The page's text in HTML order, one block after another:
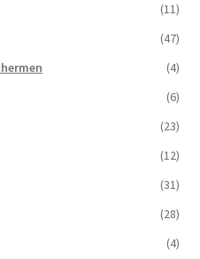
(11)
(47)
(4)
(6)
(23)
(12)
(31)
(28)
(4)